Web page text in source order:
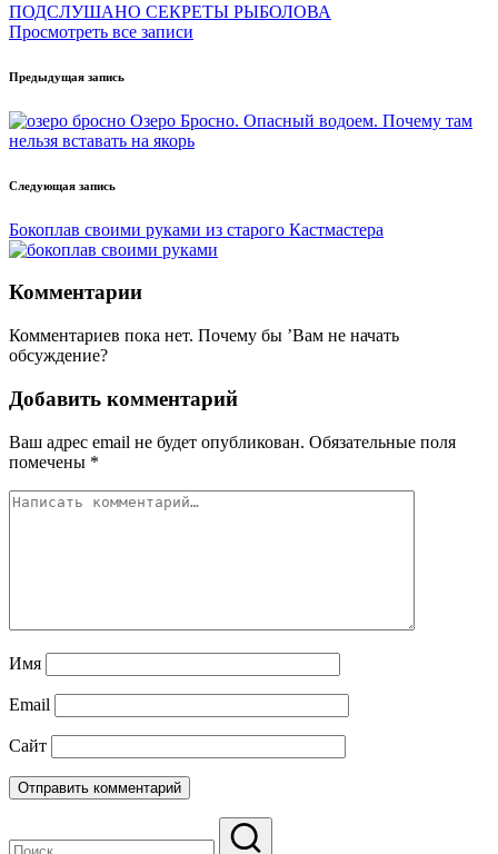
ПОДСЛУШАНО СЕКРЕТЫ РЫБОЛОВА
Просмотреть все записи
Навигация
записи
Предыдущая запись
Озеро Бросно. Опасный водоем. Почему там
нельзя вставать на якорь
Следующая запись
Бокоплав своими руками из старого Кастмастера
Комментарии
Комментариев пока нет. Почему бы ’Вам не начать
обсуждение?
Добавить комментарий
Ваш адрес email не будет опубликован. Обязательные поля
помечены *
Имя
Email
Сайт